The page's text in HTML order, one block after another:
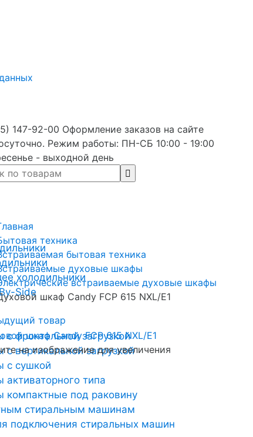
147-92-00 Оформление заказов на сайте
Режим работы: ПН-СБ 10:00 - 19:00
- выходной день
холодильники
Side
фронтальной загрузкой
вертикальной загрузкой
с сушкой
типа
под раковину
стиральным машинам
подключения стиральных машин
техника
бытовая техника
духовые шкафы
встраиваемые духовые шкафы
шкаф Candy FCP 615 NXL/E1
товар
на изображение для увеличения